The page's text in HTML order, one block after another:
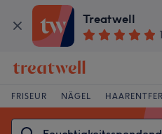
Treatwell
FRISEUR NÄGEL